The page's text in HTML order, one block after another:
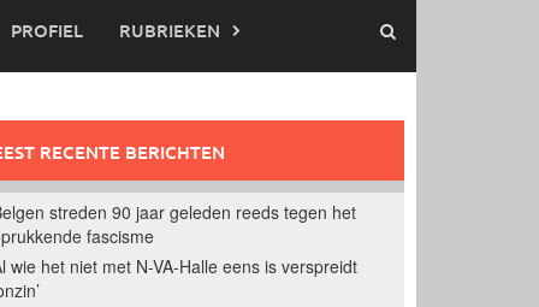
PROFIEL RUBRIEKEN
RECENTE BERICHTEN
streden 90 jaar geleden reeds tegen het
fascisme
wie het niet met N-VA-Halle eens is verspreidt